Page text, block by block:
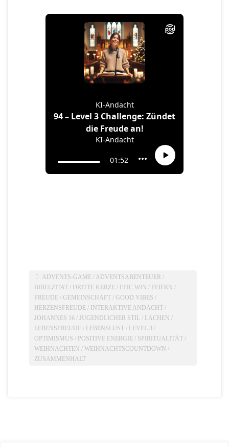
ADVENTS-GAME/ ADVENTSABENTEUER /
BIBELZITAT / DRITTE KERZE / EPIC WIN / FEIERN /
FREUDE /GEMEINSCHAFT /GOOD VIBES /
HERZENSFREUDE / INTERAKTIVE ANDACHT /
JOHANNES 16 /JUGENDLICHER STIL / LACHEN /
LEBENSFREUDE / LEBENSLUST / LEVEL 3 /
OPTIMISMUS / POSITIVE ENERGIE / SPIRITUALITÄT /
WEIHNACHTEN /WEIHNACHTSCOUNTDOWN /
ZUSAMMENHALT